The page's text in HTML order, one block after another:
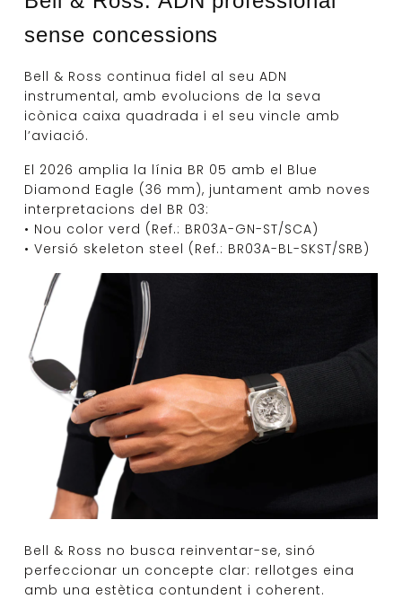
sense concessions
Bell & Ross continua fidel al seu ADN
instrumental, amb evolucions de la seva
icònica caixa quadrada i el seu vincle amb
l’aviació.
El 2026 amplia la línia BR 05 amb el Blue
Diamond Eagle (36 mm), juntament amb noves
interpretacions del BR 03:
• Nou color verd (Ref.: BR03A-GN-ST/SCA)
• Versió skeleton steel (Ref.: BR03A-BL-SKST/SRB)
Bell & Ross no busca reinventar-se, sinó
perfeccionar un concepte clar: rellotges eina
amb una estètica contundent i coherent.